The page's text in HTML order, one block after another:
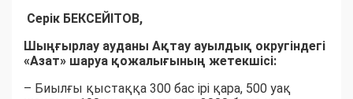
Серік БЕКСЕЙІТОВ,
Шыңғырлау ауданы Ақтау ауылдық округіндегі
«Азат» шаруа қожалығының жетекшісі:
– Биылғы қыстаққа 300 бас ірі қара, 500 уақ